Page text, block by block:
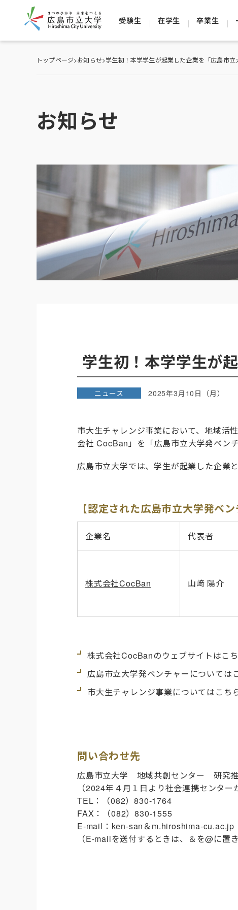
受験生 在学生 卒業生
トップページ>お知らせ>学生初！本学学生が起業した企業を「広島市
お知らせ
学生初！本学学生が
ニュース 2025年3月10日（月）
市大生チャレンジ事業において、地域活
会社CocBan 」を「広島市立大学発ベン
広島市立大学では、学生が起業した企業
【認定された広島市立大学発ベン
企業名 代表者
株式会社CocBan 山﨑 陽介
株式会社CocBanのウェブサイトはこ
広島市立大学発ベンチャーについては
市大生チャレンジ事業についてはこち
問い合わせ先
広島市立大学 地域共創センター 研究推
（2024年４月１日より社会連携センター
TEL：（082）830-1764
FAX：（082）830-1555
E-mail：ken-san＆m.hiroshima-cu.ac.jp
（E-mailを送付するときは、＆を@に置